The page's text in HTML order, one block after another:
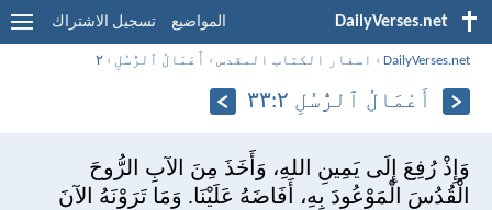
DailyVerses.net المواضيع تسجيل الاشتراك
DailyVerses.net
› اسفار الكتاب المقدس › أَعْمَالُ ٱلرُّسُلِ ›٢
أَعْمَالُ ٱلرُّسُلِ ٢:‏٣٣
وَإِذْ رُفِعَ إِلَى يَمِينِ اللهِ، وَأَخَذَ مِنَ الآبِ الرُّوحَ
الْقُدُسَ الْمَوْعُودَ بِهِ، أَفَاضَهُ عَلَيْنَا. وَمَا تَرَوْنَهُ الآنَ